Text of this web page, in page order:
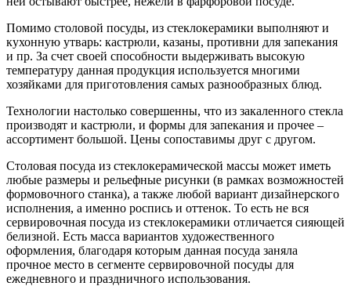
Помимо столовой посуды, из стеклокерамики выполняют и
кухонную утварь: кастрюли, казаны, противни для запекания
и пр. За счет своей способности выдерживать высокую
температуру данная продукция используется многими
хозяйками для приготовления самых разнообразных блюд.
Технологии настолько совершенны, что из закаленного стекла
производят и кастрюли, и формы для запекания и прочее –
ассортимент большой. Цены сопоставимы друг с другом.
Столовая посуда из стеклокерамической массы может иметь
любые размеры и рельефные рисунки (в рамках возможностей
формовочного станка), а также любой вариант дизайнерского
исполнения, а именно роспись и оттенок. То есть не вся
сервировочная посуда из стеклокерамики отличается сияющей
белизной. Есть масса вариантов художественного
оформления, благодаря которым данная посуда заняла
прочное место в сегменте сервировочной посуды для
ежедневного и праздничного использования.